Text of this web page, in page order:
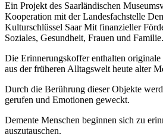
Ein Projekt des Saarländischen
Kooperation mit der Landesfachstelle
Kulturschlüssel Saar Mit finanzieller
Soziales, Gesundheit, Frauen und Familie.
Die Erinnerungskoffer enthalten originale
aus der früheren Alltagswelt heute alter
Durch die Berührung dieser Objekte
gerufen und Emotionen geweckt.
Demente Menschen beginnen sich zu
auszutauschen.